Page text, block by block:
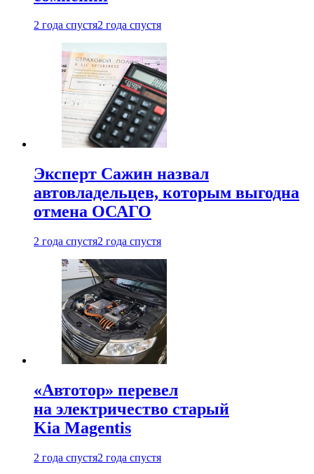
2 года спустя2 года спустя
Эксперт Сажин назвал
автовладельцев, которым выгодна
отмена ОСАГО
2 года спустя2 года спустя
«Автотор» перевел
на электричество старый
Kia Magentis
2 года спустя2 года спустя